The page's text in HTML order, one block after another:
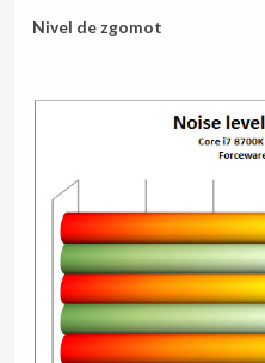
Nivel de zgomot